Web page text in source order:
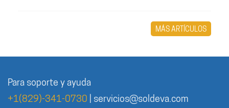
MÁS ARTÍCULOS
Para soporte y ayuda
+1(829)-341-0730
servicios@soldeva.com